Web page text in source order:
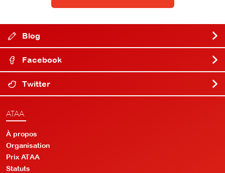
Blog
Facebook
Twitter
ATAA
À propos
Organisation
Prix ATAA
Statuts